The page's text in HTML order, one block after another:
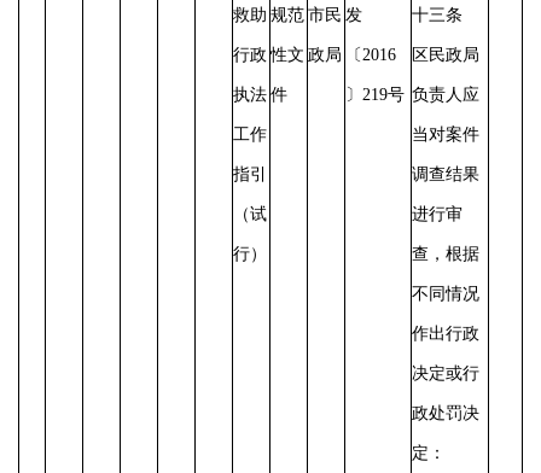
救助
行政
执法
工作
指引
（试
行）
规范
性文
件
市民
政局
发
〔 2016
〕219号
十三条
区民政局
负责人应
当对案件
调查结果
进行审
查，根据
不同情况
作出行政
决定或行
政处罚决
定：